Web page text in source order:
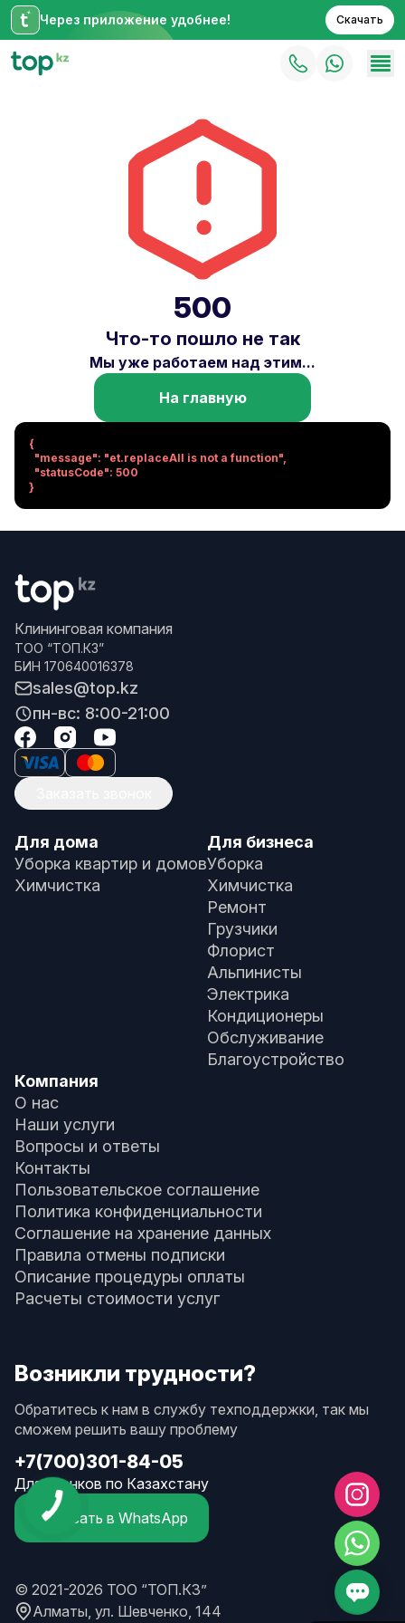
Через приложение удобнее! Скачать
500
Что-то пошло не так
Мы уже работаем над этим...
На главную
{
}
Клининговая компания
ТОО “ТОП.КЗ”
БИН 170640016378
sales@top.kz
пн-вс: 8:00-21:00
Для дома
Уборка квартир и домов
Химчистка
Для бизнеса
Уборка
Химчистка
Ремонт
Грузчики
Флорист
Альпинисты
Электрика
Кондиционеры
Обслуживание
Благоустройство
Компания
О нас
Наши услуги
Вопросы и ответы
Контакты
Пользовательское соглашение
Политика конфиденциальности
Соглашение на хранение данных
Правила отмены подписки
Описание процедуры оплаты
Расчеты стоимости услуг
Возникли трудности?
Обратитесь к нам в службу техподдержки, так мы
сможем решить вашу проблему
+7(700)301-84-05
Для звонков по Казахстану
Написать в WhatsApp
© 2021-2026 ТОО “ТОП.КЗ”
Алматы, ул. Шевченко, 144